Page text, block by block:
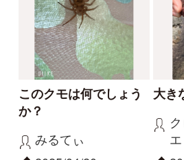
2025/04/20
1
2024/
未解決 未解決